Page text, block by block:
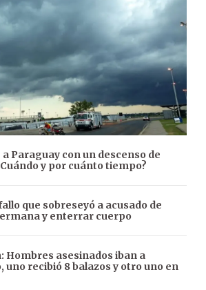
a Paraguay con un descenso de
y por cuánto tiempo?
que sobreseyó a acusado de
y enterrar cuerpo
Hombres asesinados iban a
uno recibió 8 balazos y otro uno en